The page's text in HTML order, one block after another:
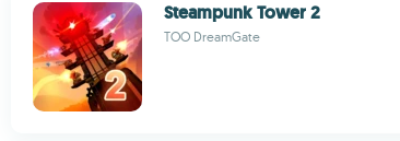
Steampunk Tower 2
TOO DreamGate